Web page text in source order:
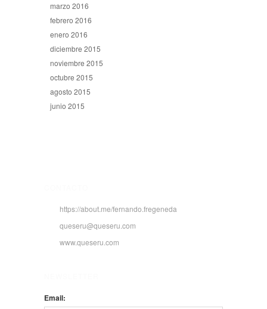
marzo 2016
febrero 2016
enero 2016
diciembre 2015
noviembre 2015
octubre 2015
agosto 2015
junio 2015
https://about.me/fernando.fregeneda
queseru@queseru.com
www.queseru.com
Email: